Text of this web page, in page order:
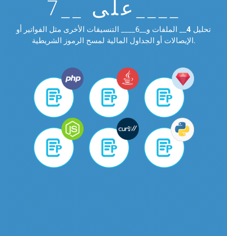
تحليل 4
__ الملفات و__6____ التنسيقات الأخرى مثل الفواتير أو
الإيصالات أو الجداول المالية لمسح الرموز الشريطية.